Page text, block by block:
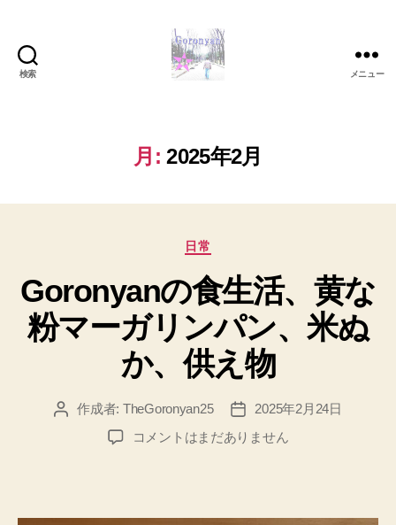
検索
マ
イ
ド
音
と
日
常
こ
と
メニュー
月: 2025年2月
カ
ゴ
リ
ー
日常
Goronyanの食生活、黄な
粉マーガリンパン、米ぬ
か、供え物
投 作成者: TheGoronyan25
投
稿
日
2025年2月24日
Goronyan
活、
コメントはまだありません